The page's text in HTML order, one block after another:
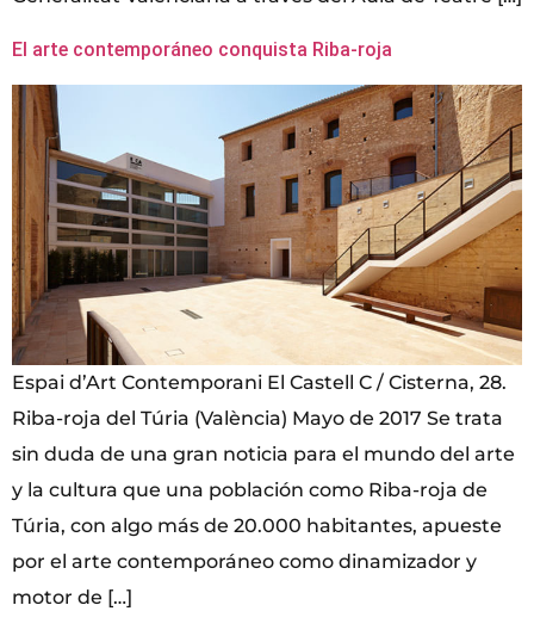
El arte contemporáneo conquista Riba-roja
Espai d’Art Contemporani El Castell C / Cisterna, 28.
Riba-roja del Túria (València) Mayo de 2017 Se trata
sin duda de una gran noticia para el mundo del arte
y la cultura que una población como Riba-roja de
Túria, con algo más de 20.000 habitantes, apueste
por el arte contemporáneo como dinamizador y
motor de […]